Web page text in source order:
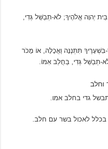
יְהוָה אֱלֹהֶיךָ; לֹא-תְבַשֵּׁל גְּדִי,
תִּתְּנֶנָּה וַאֲכָלָהּ, אוֹ מָכֹר
תְבַשֵּׁל גְּדִי, בַּחֲלֵב אִמּוֹ.
וחלב
גדי בחלב אמו.
בכלל לאכול בשר עם חלב.